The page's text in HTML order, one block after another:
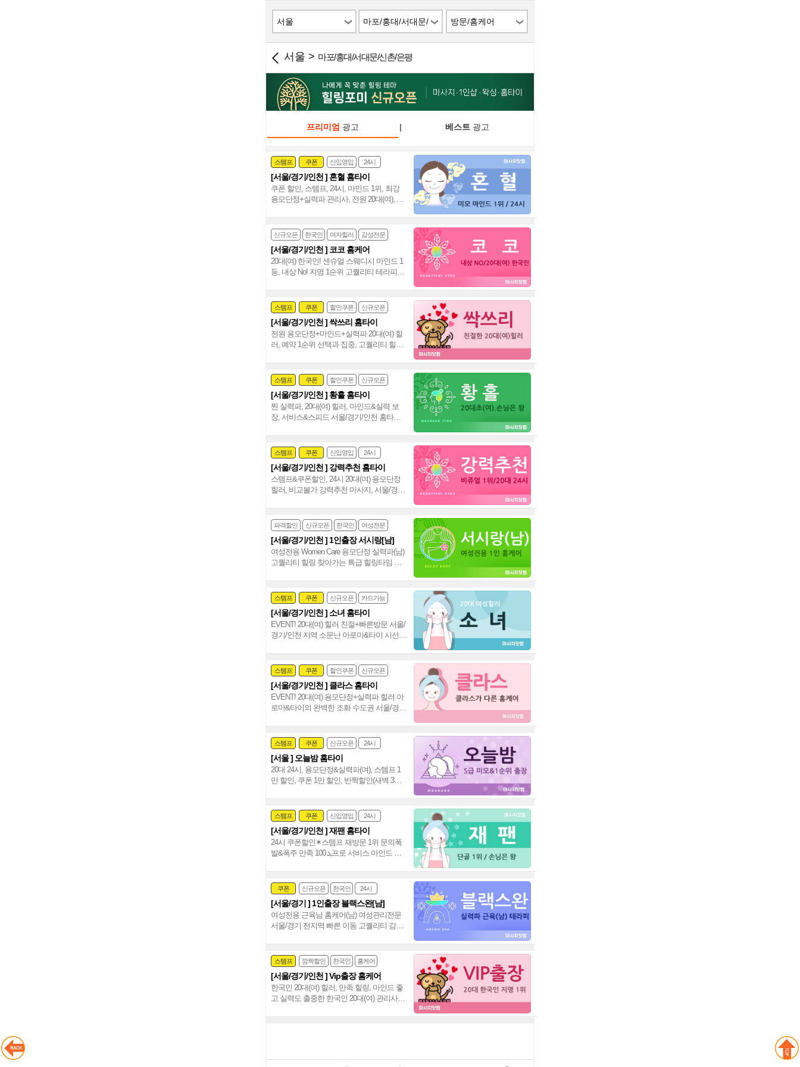
서울
마포/홍대/서대문/
신촌/은평
방문/홈케어
서울 > 마포/홍대/서대문/신촌/은평
프리미엄 광고 | 베스트광고
스템프 쿠폰 신입영입 24시
여자힐러 감성전문
[서울/경기/인천 ] 혼혈 홈타이
쿠폰 할인, 스템프, 24시, 마인드 1위, 최강
용모단정+실력파 관리사, 전원 20대(여), 강
신규오픈 한국인 여자힐러 감성전문
[서울/경기/인천 ] 코코 홈케어
20대(여) 한국인! 센슈얼 스웨디시 마인드 1
등, 내상 No! 지명 1순위 고퀄리티 테라피로
스템프 쿠폰 할인쿠폰 신규오픈
24시 홈케어
[서울/경기/인천 ] 싹쓰리 홈타이
전원 용모단정+마인드+실력파 20대(여) 힐
러, 예약 1순위 선택과 집중, 고퀄리티 힐링
스템프 쿠폰 할인쿠폰 신규오픈
24시 홈케어
[서울/경기/인천 ] 황홀 홈타이
찐 실력파, 20대(여) 힐러, 마인드&실력 보
장, 서비스&스피드 서울/경기/인천 홈타이
스템프 쿠폰 신입영입 24시
여자힐러 감성전문
[서울/경기/인천 ] 강력추천 홈타이
스템프&쿠폰할인, 24시 20대(여) 용모단정
힐러, 비교불가 강력추천 마사지, 서울/경
파격할인 신규오픈 한국인 여성전문
[서울/경기/인천 ] 1인출장 서시랑[남]
여성전용 Women Care 용모단정 실력파(남)
고퀄리티 힐링 찾아가는 특급 힐링타임 서
스템프 쿠폰 신규오픈 카드가능
24시 홈케어
[서울/경기/인천 ] 소녀 홈타이
EVENT! 20대(여) 힐러 친절+빠른방문 서울/
경기/인천 지역 소문난 아로마&타이 시선
스템프 쿠폰 할인쿠폰 신규오픈
24시 홈케어
[서울/경기/인천 ] 클라스 홈타이
EVENT! 20대(여) 용모단정+실력파 힐러 아
로마&타이의 완벽한 조화 수도권 서울/경
스템프 쿠폰 신규오픈 24시
여자힐러 심야영업
[서울 ] 오늘밤 홈타이
20대 24시, 용모단정&실력파(여), 스템프 1
만 할인, 쿠폰 1만 할인, 반짝할인(새벽 3시~
스템프 쿠폰 신입영입 24시
여자힐러 감성전문
[서울/경기/인천 ] 재팬 홈타이
24시 쿠폰할인✶스템프 재방문 1위 문의폭
발&폭주 만족 ܓ 100프로 서비스 마인드 짱
쿠폰 신규오픈 한국인 24시
여성전문
[서울/경기 ] 1인출장 블랙스완[남]
여성전용 근육남 홈케어(남) 여성관리전문
서울/경기 전지역 빠른 이동 고퀄리티 감성
스템프 깜짝할인 한국인 홈케어
[서울/경기/인천 ] Vip출장 홈케어
한국인 20대(여) 힐러, 만족 힐링, 마인드 좋
고 실력도 출중한 한국인 20대(여) 관리사,